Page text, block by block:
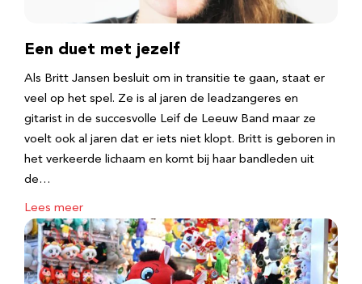
Een duet met jezelf
Als Britt Jansen besluit om in transitie te gaan, staat er
veel op het spel. Ze is al jaren de leadzangeres en
gitarist in de succesvolle Leif de Leeuw Band maar ze
voelt ook al jaren dat er iets niet klopt. Britt is geboren in
het verkeerde lichaam en komt bij haar bandleden uit
de…
Lees meer